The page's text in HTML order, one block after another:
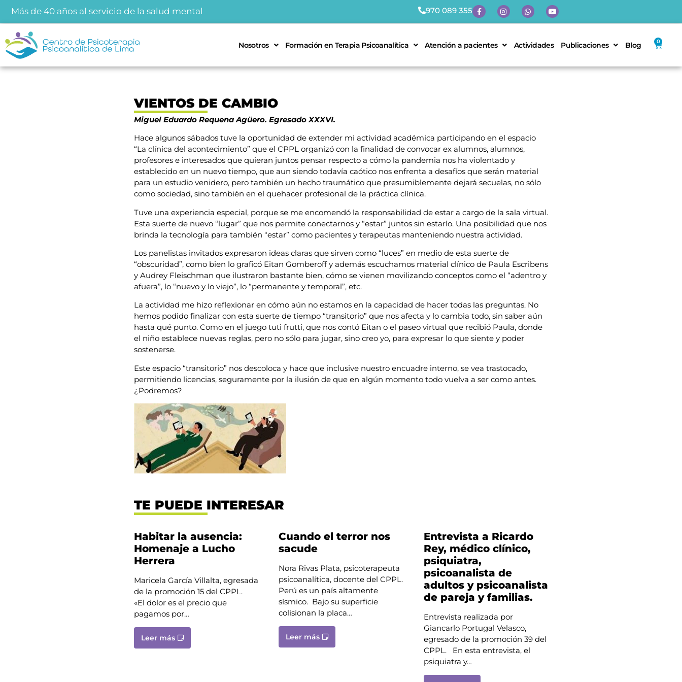
Más de 40 años al servicio de la salud mental 970 089 355
Nosotros Formación en Terapia Psicoanalítica Atención a pacientes Actividades Publicaciones Blog 0
VIENTOS DE CAMBIO
Miguel Eduardo Requena Agüero. EgresadoXXXVI.
Hace algunos sábados tuve la oportunidad de extender mi actividad académica participando en el espacio
“La clínica del acontecimiento” que el CPPL organizó con la finalidad de convocar ex alumnos, alumnos,
profesores e interesados que quieran juntos pensar respecto a cómo la pandemia nos ha violentado y
establecido en un nuevo tiempo, que aun siendo todavía caótico nos enfrenta a desafíos que serán material
para un estudio venidero, pero también un hecho traumático que presumiblemente dejará secuelas, no sólo
como sociedad, sino también en el quehacer profesional de la práctica clínica.
Tuve una experiencia especial, porque se me encomendó la responsabilidad de estar a cargo de la sala virtual.
Esta suerte de nuevo “lugar” que nos permite conectarnos y “estar” juntos sin estarlo. Una posibilidad que nos
brinda la tecnología para también “estar” como pacientes y terapeutas manteniendo nuestra actividad.
Los panelistas invitados expresaron ideas claras que sirven como “luces” en medio de esta suerte de
“obscuridad”, como bien lo graficó Eitan Gomberoff y además escuchamos material clínico de Paula Escribens
y Audrey Fleischman que ilustraron bastante bien, cómo se vienen movilizando conceptos como el “adentro y
afuera”, lo “nuevo y lo viejo”, lo “permanente y temporal”, etc.
La actividad me hizo reflexionar en cómo aún no estamos en la capacidad de hacer todas las preguntas. No
hemos podido finalizar con esta suerte de tiempo “transitorio” que nos afecta y lo cambia todo, sin saber aún
hasta qué punto. Como en el juego tuti frutti, que nos contó Eitan o el paseo virtual que recibió Paula, donde
el niño establece nuevas reglas, pero no sólo para jugar, sino creo yo, para expresar lo que siente y poder
sostenerse.
Este espacio “transitorio” nos descoloca y hace que inclusive nuestro encuadre interno, se vea trastocado,
permitiendo licencias, seguramente por la ilusión de que en algún momento todo vuelva a ser como antes.
¿Podremos?
TE PUEDE INTERESAR
Habitar la ausencia:
Homenaje a Lucho
Herrera
Maricela García Villalta, egresada
de la promoción 15 del CPPL.
«El dolor es el precio que
pagamos por…
Leer más
Cuando el terror nos
sacude
Nora Rivas Plata, psicoterapeuta
psicoanalítica, docente del CPPL.
Perú es un país altamente
sísmico. Bajo su superficie
colisionan la placa…
Leer más
Entrevista a Ricardo
Rey, médico clínico,
psiquiatra,
psicoanalista de
adultos y psicoanalista
de pareja y familias.
Entrevista realizada por
Giancarlo Portugal Velasco,
egresado de la promoción 39 del
CPPL. En esta entrevista, el
psiquiatra y…